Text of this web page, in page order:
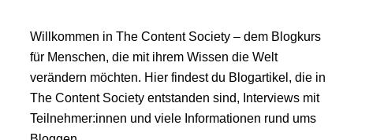
Willkommen in The Content Society – dem Blogkurs
für Menschen, die mit ihrem Wissen die Welt
verändern möchten. Hier findest du Blogartikel, die in
The Content Society entstanden sind, Interviews mit
Teilnehmer:innen und viele Informationen rund ums